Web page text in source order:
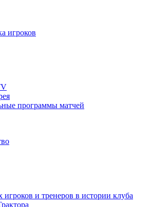
игроков
программы матчей
игроков и тренеров в истории клуба